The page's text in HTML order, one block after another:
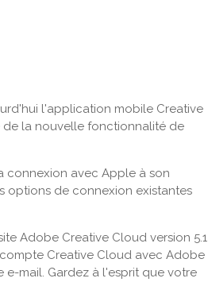
l'application mobile Creative
de la nouvelle fonctionnalité de
connexion avec Apple à son
options de connexion existantes
Adobe Creative Cloud version 5.1
Creative Cloud avec Adobe
e-mail. Gardez à l'esprit que votre